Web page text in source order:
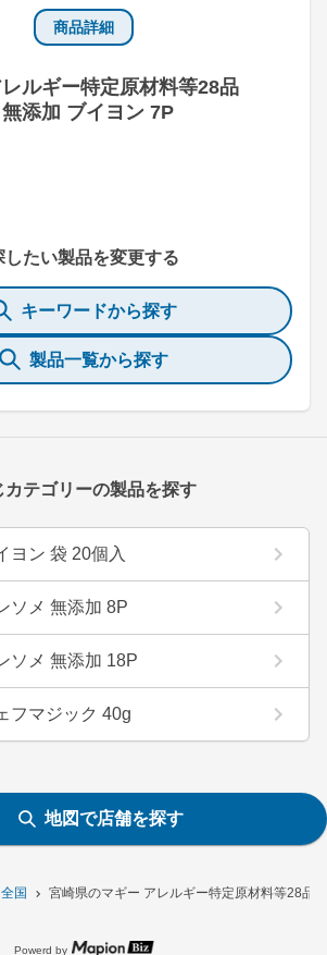
全国 宮崎県のマギー アレルギー特定原材料等28品
商品詳細
ルギー特定原材料等28品
添加 ブイヨン 7P
したい製品を変更する
キーワードから探す
製品一覧から探す
カテゴリーの製品を探す
ヨン 袋 20個入
ソメ 無添加 8P
ソメ 無添加 18P
フマジック 40g
地図で店舗を探す
Powerd by